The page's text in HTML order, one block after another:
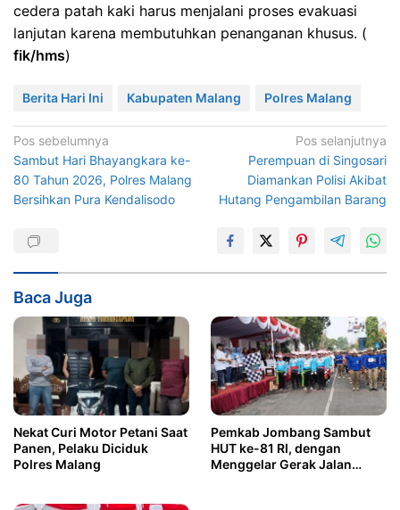
cedera patah kaki harus menjalani proses evakuasi
lanjutan karena membutuhkan penanganan khusus. (
fik/hms)
Berita Hari Ini Kabupaten Malang Polres Malang
Navigasi
pos
Pos sebelumnya
Sambut Hari Bhayangkara ke-
80 Tahun 2026, Polres Malang
Bersihkan Pura Kendalisodo
Pos selanjutnya
Perempuan di Singosari
Diamankan Polisi Akibat
Hutang Pengambilan Barang
Baca Juga
Nekat Curi Motor Petani Saat
Panen, Pelaku Diciduk
Polres Malang
Pemkab Jombang Sambut
HUT ke-81 RI, dengan
Menggelar Gerak Jalan